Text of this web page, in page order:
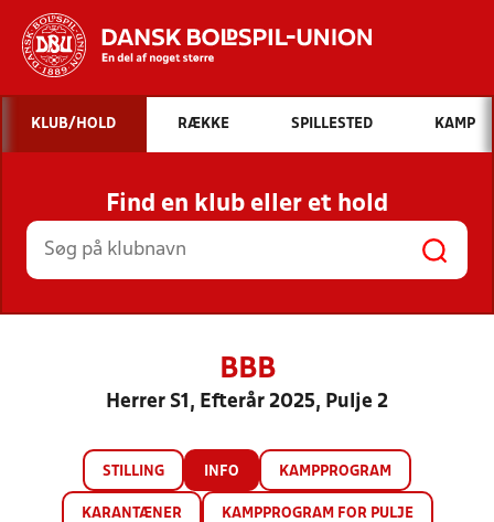
Hvad vil du søge efter?
INDHOLD OG NYHEDER
STILLINGER, RESULTATER, KLUBBER OG
HOLD
KLUB/HOLD RÆKKE SPILLESTED KAMP
Find en klub eller et hold
BBB
Herrer S1, Efterår 2025, Pulje 2
STILLING INFO KAMPPROGRAM
KARANTÆNER KAMPPROGRAM FOR PULJE